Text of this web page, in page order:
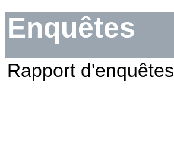
Enquêtes
Rapport d'enquêtes